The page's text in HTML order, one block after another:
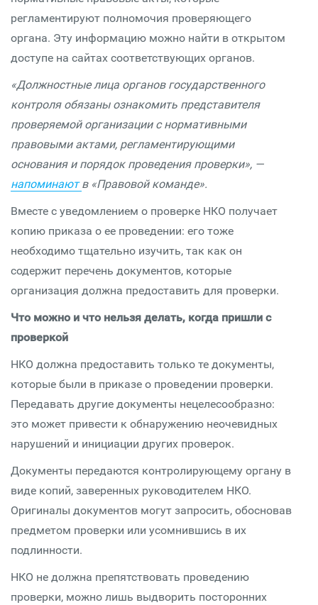
регламентируют полномочия проверяющего
органа. Эту информацию можно найти в открытом
доступе на сайтах соответствующих органов.
«Должностные лица органов государственного
контроля обязаны ознакомить представителя
проверяемой организации с нормативными
правовыми актами, регламентирующими
основания и порядок проведения проверки», —
напоминаютв «Правовой команде».
Вместе с уведомлением о проверке НКО получает
копию приказа о ее проведении: его тоже
необходимо тщательно изучить, так как он
содержит перечень документов, которые
организация должна предоставить для проверки.
Что можно и что нельзя делать, когда пришли с
проверкой
НКО должна предоставить только те документы,
которые были в приказе о проведении проверки.
Передавать другие документы нецелесообразно:
это может привести к обнаружению неочевидных
нарушений и инициации других проверок.
Документы передаются контролирующему органу в
виде копий, заверенных руководителем НКО.
Оригиналы документов могут запросить, обосновав
предметом проверки или усомнившись в их
подлинности.
НКО не должна препятствовать проведению
проверки, можно лишь выдворить посторонних